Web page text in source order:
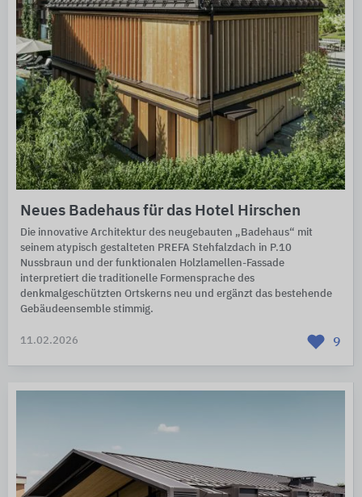
Neues Badehaus für das Hotel Hirschen
Die innovative Architektur des neugebauten „Badehaus“ mit
seinem atypisch gestalteten PREFA Stehfalzdach in P.10
Nussbraun und der funktionalen Holzlamellen-Fassade
interpretiert die traditionelle Formensprache des
denkmalgeschützten Ortskerns neu und ergänzt das bestehende
Gebäudeensemble stimmig.
11.02.2026 9